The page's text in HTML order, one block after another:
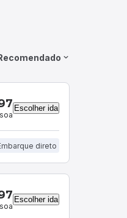
Escolher ida
direto
Escolher ida